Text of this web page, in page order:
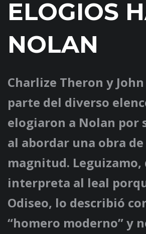
ELOGIOS
NOLAN
Charlize Theron y
parte del diverso
elogiaron a Nolan por
al abordar una obra
magnitud. Leguizamo,
interpreta al leal
Odiseo, lo describió
“homero moderno” y